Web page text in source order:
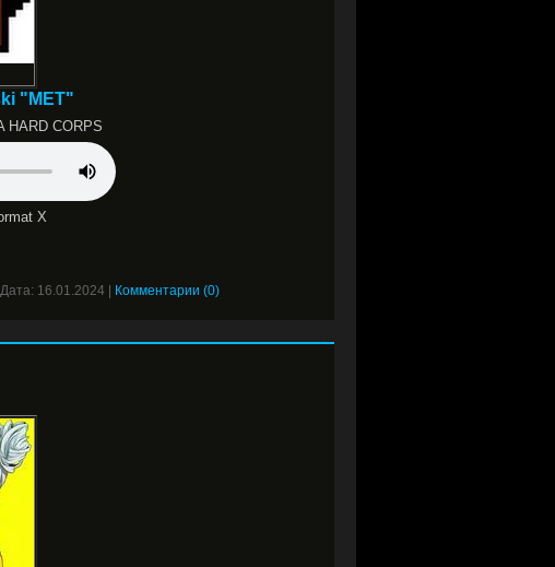
"MET"
HARD CORPS
X
Дата: 16.01.2024 Комментарии (0)